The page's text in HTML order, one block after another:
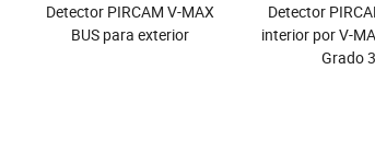
Detector PIRCAM V-MAX
BUS para exterior
Detector
interior por V-
Grado 3